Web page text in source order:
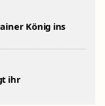
König ins
ihr